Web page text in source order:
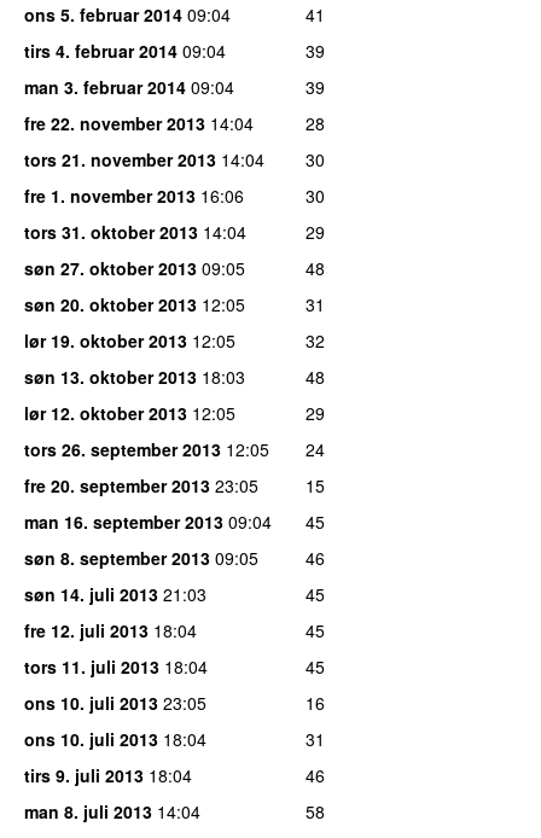
ons 5. februar 2014 09:04
41
tirs 4. februar 2014 09:04
39
man 3. februar 2014 09:04
39
fre 22. november 2013 14:04
28
tors 21. november 2013 14:04
30
fre 1. november 2013 16:06
30
tors 31. oktober 2013 14:04
29
søn 27. oktober 2013 09:05
48
søn 20. oktober 2013 12:05
31
lør 19. oktober 2013 12:05
32
søn 13. oktober 2013 18:03
48
lør 12. oktober 2013 12:05
29
tors 26. september 2013 12:05
24
fre 20. september 2013 23:05
15
man 16. september 2013 09:04
45
søn 8. september 2013 09:05
46
søn 14. juli 2013 21:03
45
fre 12. juli 2013 18:04
45
tors 11. juli 2013 18:04
45
ons 10. juli 2013 23:05
16
ons 10. juli 2013 18:04
31
tirs 9. juli 2013 18:04
46
man 8. juli 2013 14:04
58